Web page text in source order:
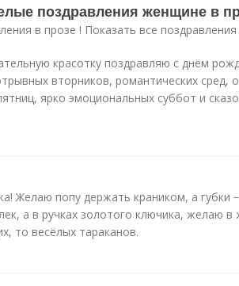
поздравления женщине в
в прозе ! Показать все поздравления
красотку поздравляю с днём
вторников, романтических сред,
ярко эмоциональных суббот и
Желаю попу держать краником, а губки
а в ручках золотого ключика, желаю
то весёлых тараканов.